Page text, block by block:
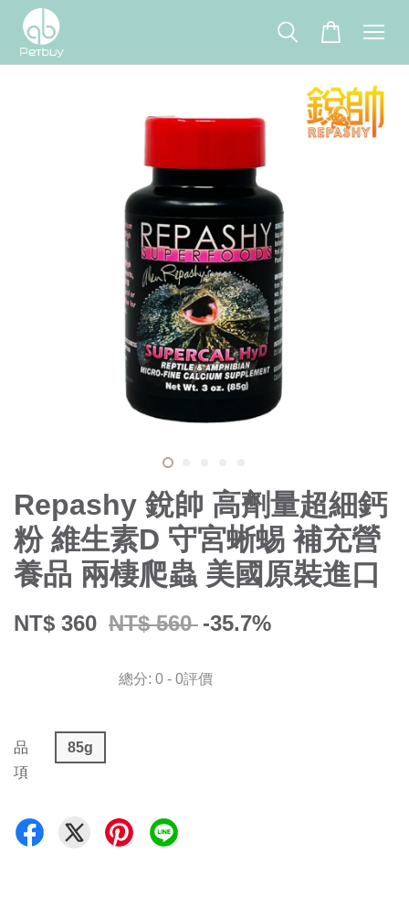
Repashy 銳帥 高劑量超細鈣
粉 維生素D 守宮蜥蜴 補充營
養品 兩棲爬蟲 美國原裝進口
NT$ 360 NT$ 560 -35.7%
總分: 0 - 0評價
品
項
85g